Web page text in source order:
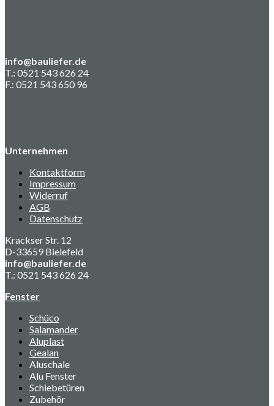
info@bauliefer.de
T.: 0521 543 626 24
F.: 0521 543 650 96
Unternehmen
Kontaktform
Impressum
Widerruf
AGB
Datenschutz
Krackser Str. 12
D-33659 Bielefeld
info@bauliefer.de
T.: 0521 543 626 24
Fenster
Schüco
Salamander
Aluplast
Gealan
Aluschale
Alu Fenster
Schiebetüren
Zubehör